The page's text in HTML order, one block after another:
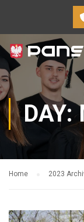
Home 2023